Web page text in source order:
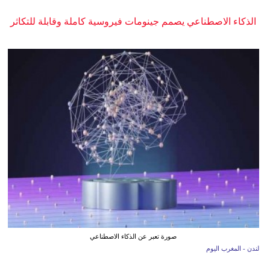
الذكاء الاصطناعي يصمم جينومات فيروسية كاملة وقابلة للتكاثر
صورة تعبر عن الذكاء الاصطناعي
لندن - المغرب اليوم